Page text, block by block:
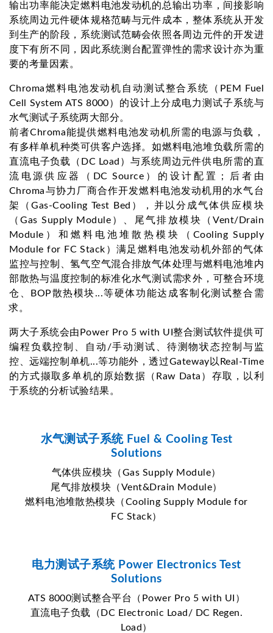
输出功率能决定燃料电池发动机的总输出功率，间接影响
系统周边元件硬体规格范畴与元件成本，整体系统从开发
到生产的阶段，系统测试范畴会依照各周边元件的开发进
度下有所不同，因此系统测台配置弹性的需求设计亦为重
要的考量因素。
Chroma燃料电池发动机自动测试整合系统（PEM Fuel
Cell System ATS 8000）的设计上分成电力测试子系统与
水气测试子系统两大部分。
前者Chroma能提供燃料电池发动机所需的电源与负载，
有多样单机种类可供客户选择。如燃料电池堆负载所需的
直流电子负载（DC Load）与系统周边元件供电所需的直
流电源供应器（DC Source）的设计配置；后者由
Chroma与协力厂商合作开发燃料电池发动机用的水气台
架（Gas-Cooling Test Bed），并以分成气体供应模块
（Gas Supply Module）、尾气排放模块（Vent/Drain
Module）和燃料电池堆散热模块（Cooling Supply
Module for FC Stack）满足燃料电池发动机外部的气体
监控与控制、氢气空气混合排放气体处理与燃料电池堆内
部散热与温度控制的标准化水气测试需求外，可整合环境
仓、BOP散热模块...等硬体功能达成客制化测试整合需
求。
两大子系统会由Power Pro 5 with UI整合测试软件提供可
编程负载控制、自动/手动测试、待测物状态控制与监
控、远端控制单机...等功能外，透过Gateway以Real-Time
的方式撷取多单机的原始数据（Raw Data）存取，以利
于系统的分析试验结果。
水气测试子系统 Fuel & Cooling Test
Solutions
气体供应模块（Gas Supply Module）
尾气排放模块（Vent&Drain Module）
燃料电池堆散热模块（Cooling Supply Module for
FC Stack）
电力测试子系统 Power Electronics Test
Solutions
ATS 8000测试整合平台（Power Pro 5 with UI）
直流电子负载（DC Electronic Load/ DC Regen.
Load）